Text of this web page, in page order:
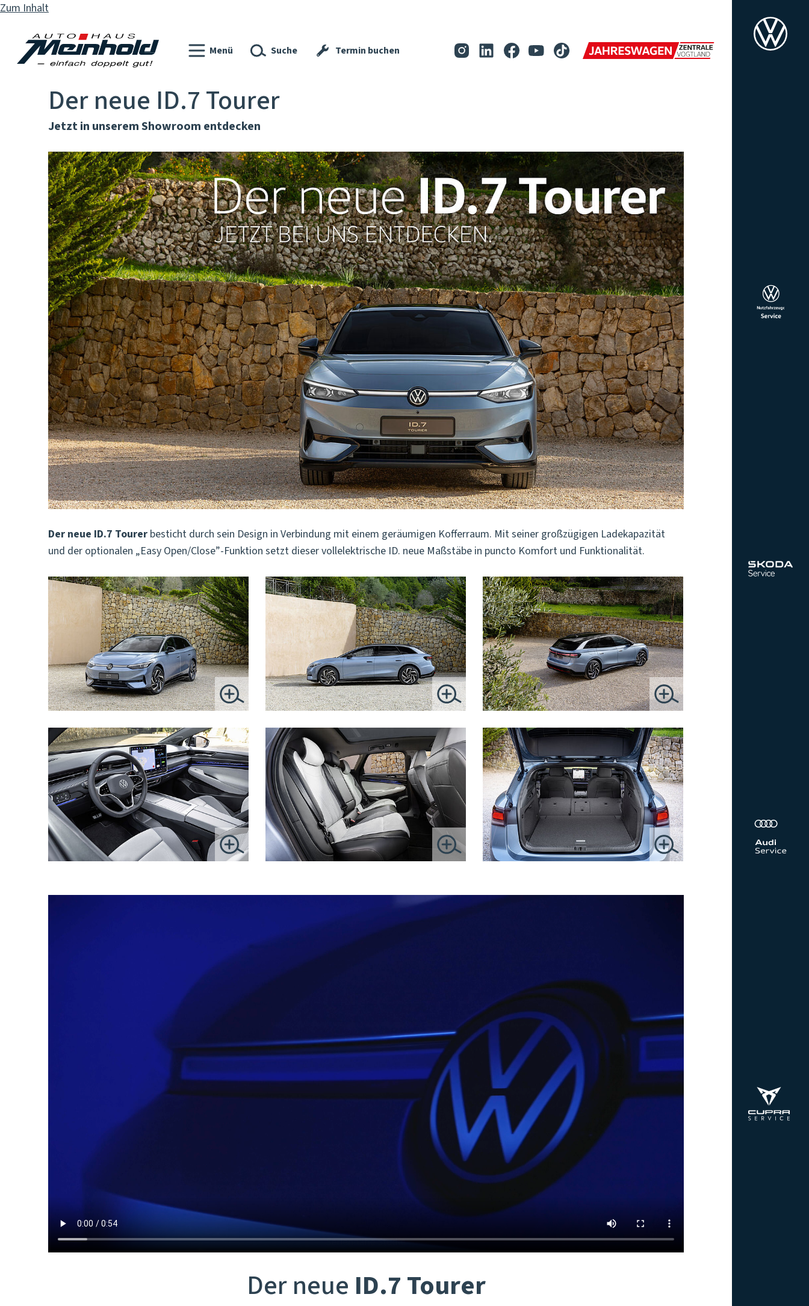
Zum Inhalt
Menü Suche Termin buchen
Der neue ID.7 Tourer
Jetzt in unserem Showroom entdecken
Der neue ID.7 Tourer besticht durch sein Design in Verbindung mit einem geräumigen Kofferraum. Mit seiner großzügigen Ladekapazität
und der optionalen „Easy Open/Close”-Funktion setzt dieser vollelektrische ID. neue Maßstäbe in puncto Komfort und Funktionalität.
Der neue ID.7 Tourer